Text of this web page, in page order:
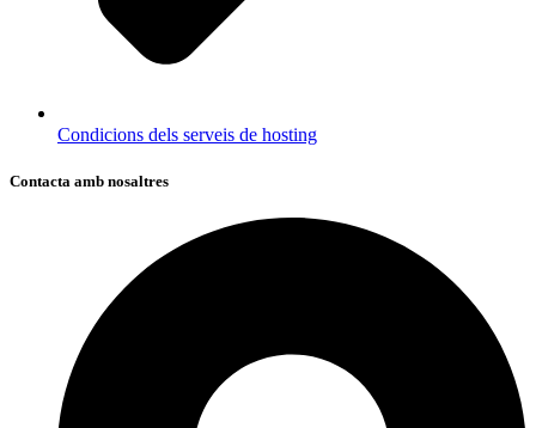
Condicions dels serveis de hosting
Contacta amb nosaltres